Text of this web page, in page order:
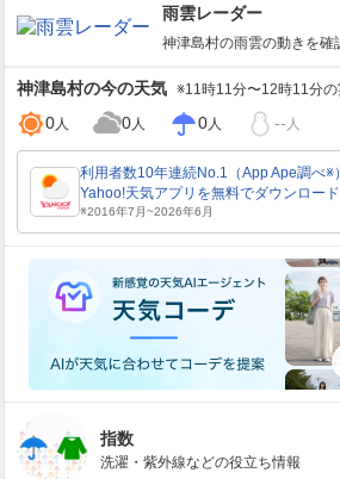
雨雲レーダー
神津島村の雨雲の動きを確
神津島村の今の天気 ※11時11分〜12時11分
0人 0人 0人 -- 人
指数
洗濯・紫外線などの役立ち情報